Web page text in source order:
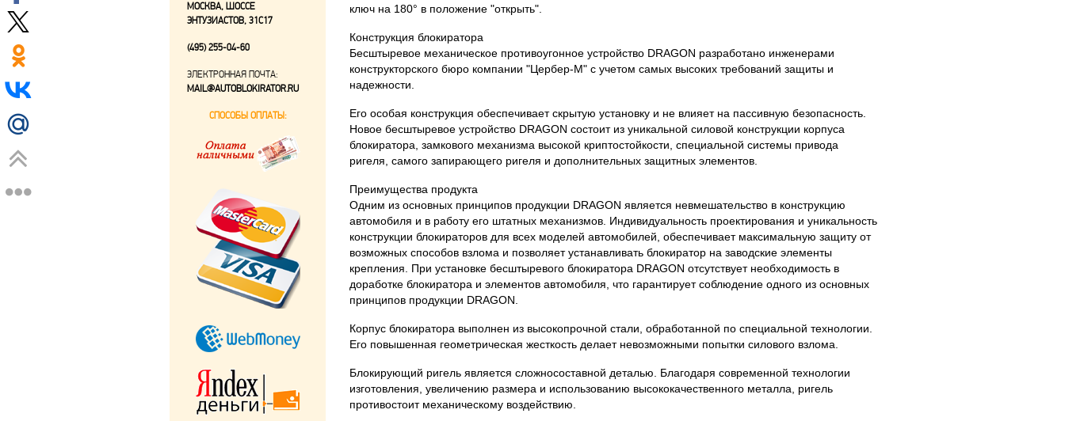
ключ на 180° в положение "открыть".
Конструкция блокиратора
Бесштыревое механическое противоугонное устройство DRAGON разработано инженерами
конструкторского бюро компании "Цербер-М" с учетом самых высоких требований защиты и
надежности.
Его особая конструкция обеспечивает скрытую установку и не влияет на пассивную безопасность.
Новое бесштыревое устройство DRAGON состоит из уникальной силовой конструкции корпуса
блокиратора, замкового механизма высокой криптостойкости, специальной системы привода
ригеля, самого запирающего ригеля и дополнительных защитных элементов.
Преимущества продукта
Одним из основных принципов продукции DRAGON является невмешательство в конструкцию
автомобиля и в работу его штатных механизмов. Индивидуальность проектирования и уникальность
конструкции блокираторов для всех моделей автомобилей, обеспечивает максимальную защиту от
возможных способов взлома и позволяет устанавливать блокиратор на заводские элементы
крепления. При установке бесштыревого блокиратора DRAGON отсутствует необходимость в
доработке блокиратора и элементов автомобиля, что гарантирует соблюдение одного из основных
принципов продукции DRAGON.
Корпус блокиратора выполнен из высокопрочной стали, обработанной по специальной технологии.
Его повышенная геометрическая жесткость делает невозможными попытки силового взлома.
Блокирующий ригель является сложносоставной деталью. Благодаря современной технологии
изготовления, увеличению размера и использованию высококачественного металла, ригель
противостоит механическому воздействию.
МОСКВА, ШОССЕ
ЭНТУЗИАСТОВ, 31С17
(495) 255-04-60
ЭЛЕКТРОННАЯ ПОЧТА:
MAIL@AUTOBLOKIRATOR.RU
СПОСОБЫ ОПЛАТЫ: